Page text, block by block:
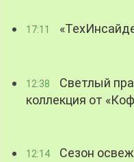
17:11
12:38
Светлый
коллекция от
12:14
Сезон